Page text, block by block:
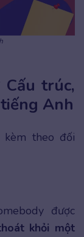
trúc,
Anh
kèm theo đối
được
khỏi một